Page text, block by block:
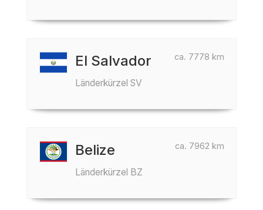
ca. 7778 km
El Salvador
Länderkürzel SV
ca. 7962 km
Belize
Länderkürzel BZ